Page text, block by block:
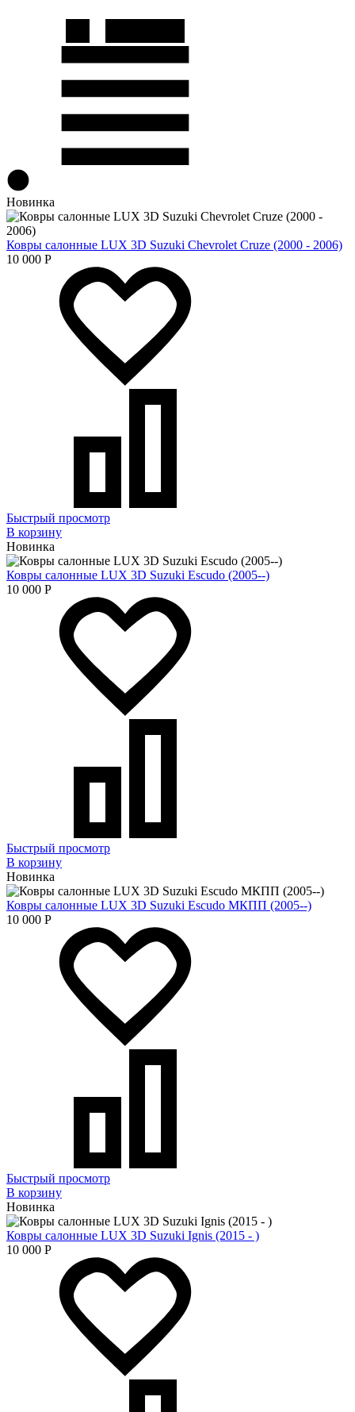
Новинка
Ковры салонные LUX 3D Suzuki Chevrolet Cruze (2000 - 2006)
10 000 Р
Быстрый просмотр
В корзину
Новинка
Ковры салонные LUX 3D Suzuki Escudo (2005--)
10 000 Р
Быстрый просмотр
В корзину
Новинка
Ковры салонные LUX 3D Suzuki Escudo МКПП (2005--)
10 000 Р
Быстрый просмотр
В корзину
Новинка
Ковры салонные LUX 3D Suzuki Ignis (2015 - )
10 000 Р